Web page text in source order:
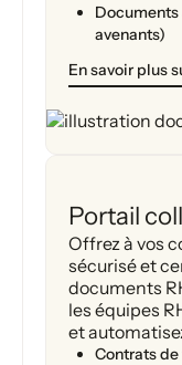
Documents
avenants)
En savoir plus
Portail
Offrez à vos
sécurisé et
documents
les équipes
et
Contrats